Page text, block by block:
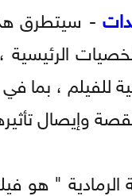
- سيتطرق هذا
للفيلم ،
وإيصال
" هو